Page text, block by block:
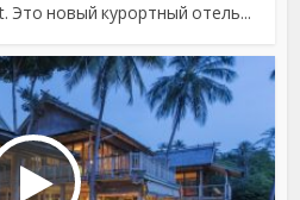
Это новый курортный отель...